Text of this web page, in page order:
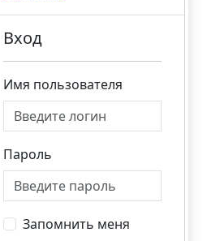
Вход
Имя пользователя
Пароль
Запомнить меня